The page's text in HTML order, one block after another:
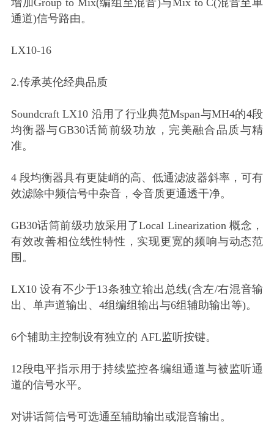
通道)信号路由。
LX10-16
2.传承英伦经典品质
Soundcraft LX10 沿用了行业典范Mspan与MH4的4段
均衡器与GB30话筒前级功放，完美融合品质与精
准。
4 段均衡器具有更陡峭的高、低通滤波器斜率，可有
效滤除中频信号中杂音，令音质更通透干净。
GB30话筒前级功放采用了Local Linearization 概念，
有效改善相位线性特性，实现更宽的频响与动态范
围。
LX10 设有不少于13条独立输出总线(含左/右混音输
出、单声道输出、4组编组输出与6组辅助输出等)。
6个辅助主控制设有独立的 AFL监听按键。
12段电平指示用于持续监控各编组通道与被监听通
道的信号水平。
对讲话筒信号可选通至辅助输出或混音输出。